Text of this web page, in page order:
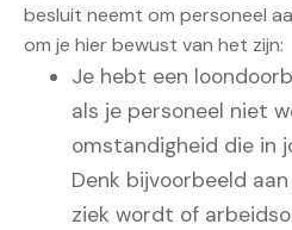
besluit neemt om personeel
om je hier bewust van het zijn:
Je hebt een
als je personeel niet
omstandigheid die in
Denk bijvoorbeeld
ziek wordt of